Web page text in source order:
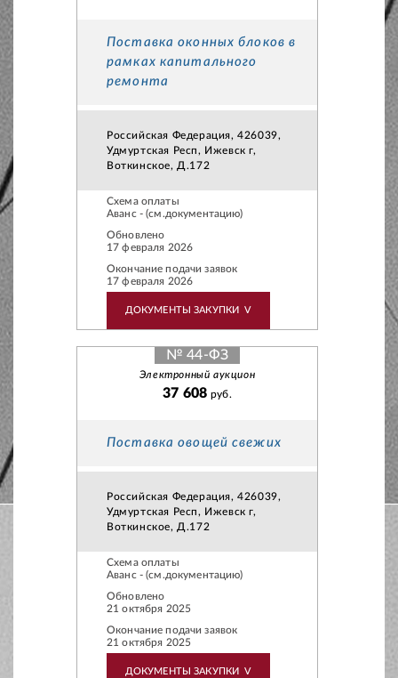
Поставка оконных блоков в
рамках капитального
ремонта
Российская Федерация, 426039,
Удмуртская Респ, Ижевск г,
Воткинское, Д.172
Схема оплаты
Аванс - (см.документацию)
Обновлено
17 февраля 2026
Окончание подачи заявок
17 февраля 2026
ДОКУМЕНТЫ ЗАКУПКИ V
№ 44-ФЗ
Электронный аукцион
37 608руб.
Поставка овощей свежих
Российская Федерация, 426039,
Удмуртская Респ, Ижевск г,
Воткинское, Д.172
Схема оплаты
Аванс - (см.документацию)
Обновлено
21 октября 2025
Окончание подачи заявок
21 октября 2025
ДОКУМЕНТЫ ЗАКУПКИ V